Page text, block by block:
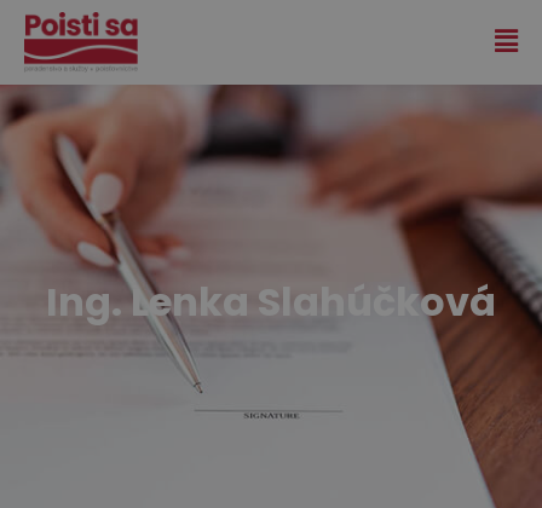
Ing. Lenka Slahúčková